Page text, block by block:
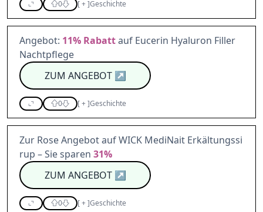
0 [+]Geschichte
Angebot: 11% Rabattauf Eucerin Hyaluron Filler
Nachtpflege
ZUM ANGEBOT↗
0 [+]Geschichte
Zur Rose Angebot auf WICK MediNait Erkältungssi
rup – Sie sparen 31%
ZUM ANGEBOT↗
0 [+]Geschichte